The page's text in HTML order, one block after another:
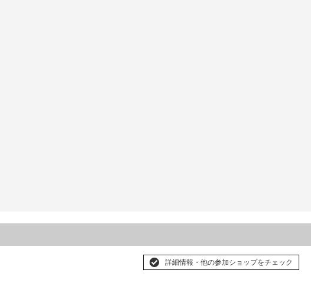
詳細情報・他の参加ショップをチェック